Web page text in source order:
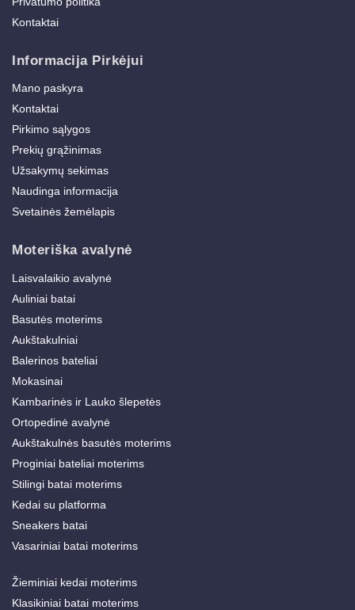
Kontaktai
Informacija Pirkėjui
Mano paskyra
Kontaktai
Pirkimo sąlygos
Prekių grąžinimas
Užsakymų sekimas
Naudinga informacija
Svetainės žemėlapis
Moteriška avalynė
Laisvalaikio avalynė
Auliniai batai
Basutės moterims
Aukštakulniai
Balerinos bateliai
Mokasinai
Kambarinės ir Lauko šlepetės
Ortopedinė avalynė
Aukštakulnės basutės moterims
Proginiai bateliai moterims
Stilingi batai moterims
Kedai su platforma
Sneakers batai
Vasariniai batai moterims
Žieminiai kedai moterims
Klasikiniai batai moterims